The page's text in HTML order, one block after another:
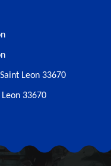
Leon 33670
33670